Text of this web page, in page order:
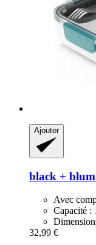
Ajouter
black + blum
Avec
Capacité :
32,99 €